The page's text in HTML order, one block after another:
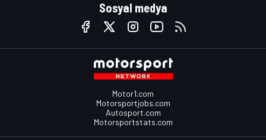
Sosyal medya
Motor1.com
Motorsportjobs.com
Autosport.com
Motorsportstats.com